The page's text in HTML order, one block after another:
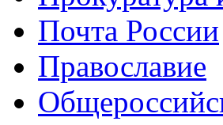
Почта России
Православие